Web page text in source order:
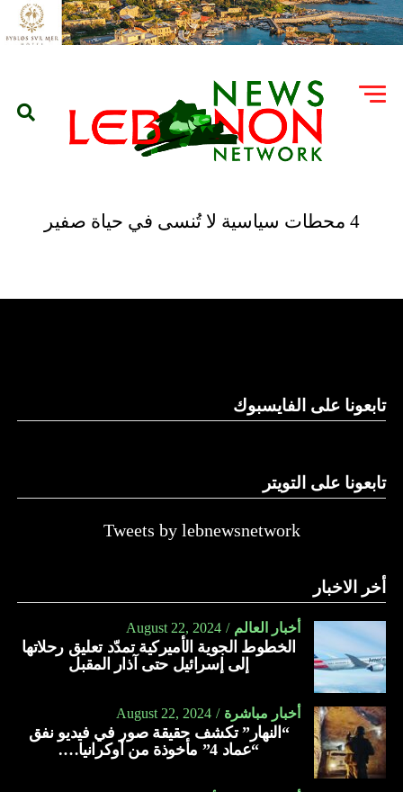
4 محطات سياسية لا تُنسى في حياة صفير
تابعونا على الفايسبوك
تابعونا على التويتر
Tweets by lebnewsnetwork
أخر الاخبار
أخبار العالم August 22, 2024
الخطوط الجوية الأميركية تمدّد تعليق رحلاتها
إلى إسرائيل حتى آذار المقبل
أخبار مباشرة August 22, 2024
“النهار” تكشف حقيقة صور في فيديو نفق
“عماد 4” مأخوذة من أوكرانيا….